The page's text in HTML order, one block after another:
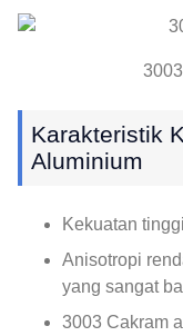
Karakteristik
Aluminium
Kekuatan
Anisotropi
yang sangat
3003 Cakram